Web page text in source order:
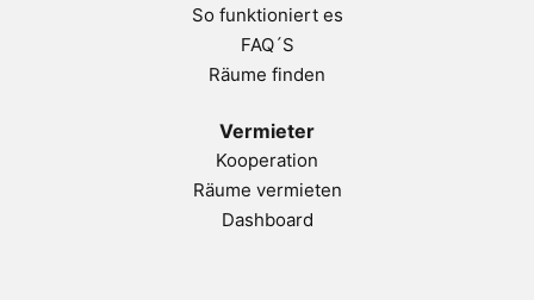
So funktioniert es
FAQ´S
Räume finden
Vermieter
Kooperation
Räume vermieten
Dashboard